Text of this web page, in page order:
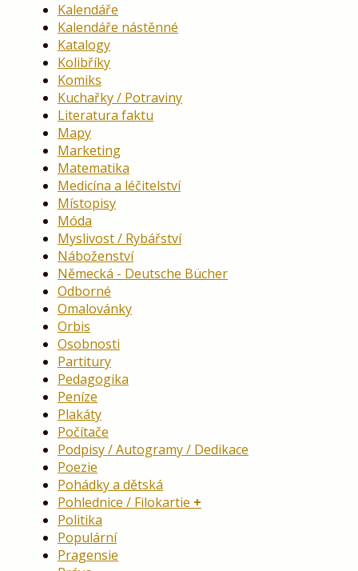
Kalendáře
Kalendáře nástěnné
Katalogy
Kolibříky
Komiks
Kuchařky / Potraviny
Literatura faktu
Mapy
Marketing
Matematika
Medicína a léčitelství
Místopisy
Móda
Myslivost / Rybářství
Náboženství
Německá - Deutsche Bücher
Odborné
Omalovánky
Orbis
Osobnosti
Partitury
Pedagogika
Peníze
Plakáty
Počítače
Podpisy / Autogramy / Dedikace
Poezie
Pohádky a dětská
Pohlednice / Filokartie
Politika
Populární
Pragensie